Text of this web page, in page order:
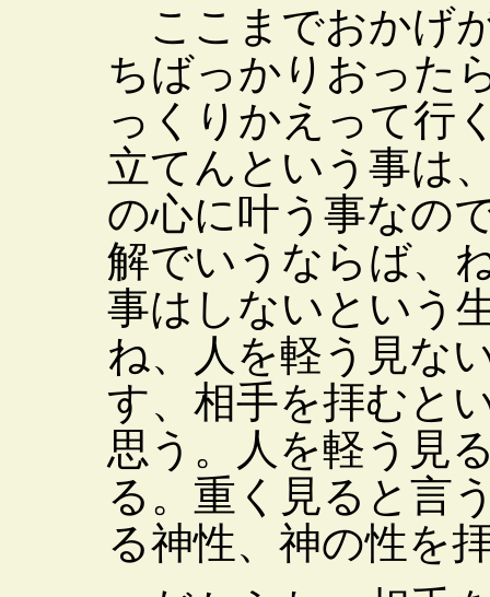
ここまでおかげ
ちばっかりおった
っくりかえって行
立てんという事は
の心に叶う事なの
解でいうならば、
事はしないという
ね、人を軽う見な
す、相手を拝むと
思う。人を軽う見
る。重く見ると言
る神性、神の性を